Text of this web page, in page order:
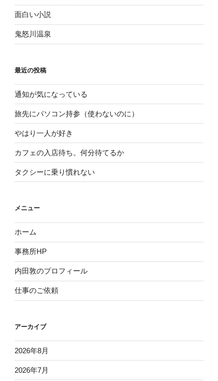
面白い小説
鬼怒川温泉
最近の投稿
通知が気になっている
旅先にパソコン持参（使わないのに）
やはり一人が好き
カフェの入店待ち。何分待てるか
タクシーに乗り慣れない
メニュー
ホーム
事務所HP
内田敦のプロフィール
仕事のご依頼
アーカイブ
2026年8月
2026年7月